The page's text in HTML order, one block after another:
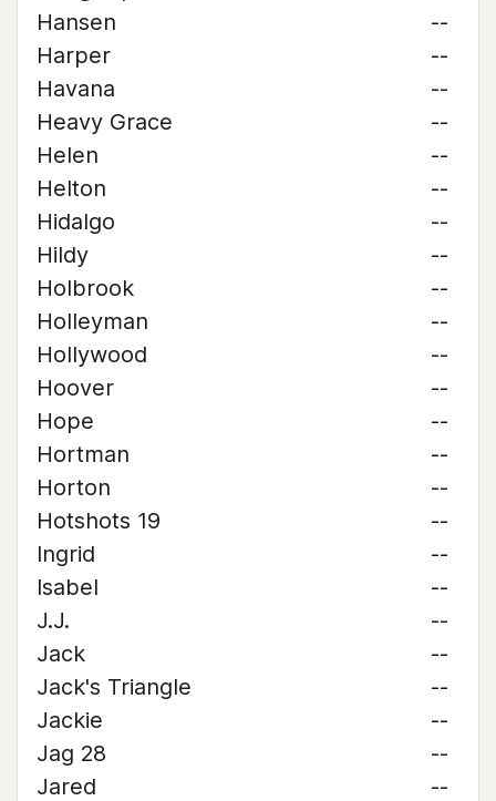
Hansen
--
Harper
--
Havana
--
Heavy Grace
--
Helen
--
Helton
--
Hidalgo
--
Hildy
--
Holbrook
--
Holleyman
--
Hollywood
--
Hoover
--
Hope
--
Hortman
--
Horton
--
Hotshots 19
--
Ingrid
--
Isabel
--
J.J.
--
Jack
--
Jack's Triangle
--
Jackie
--
Jag 28
--
Jared
--